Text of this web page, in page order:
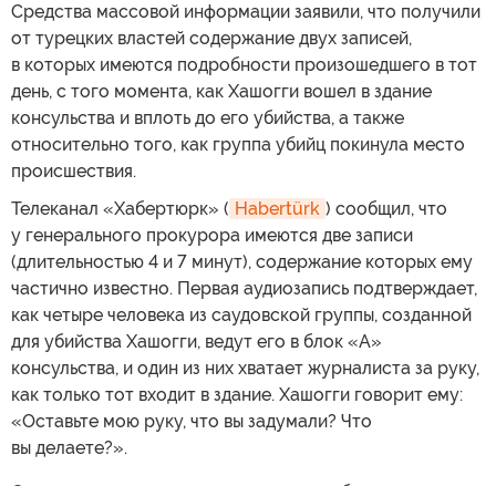
Средства массовой информации заявили, что получили
от турецких властей содержание двух записей,
в которых имеются подробности произошедшего в тот
день, с того момента, как Хашогги вошел в здание
консульства и вплоть до его убийства, а также
относительно того, как группа убийц покинула место
происшествия.
Телеканал «Хабертюрк» ( Habertürk ) сообщил, что
у генерального прокурора имеются две записи
(длительностью 4 и 7 минут), содержание которых ему
частично известно. Первая аудиозапись подтверждает,
как четыре человека из саудовской группы, созданной
для убийства Хашогги, ведут его в блок «А»
консульства, и один из них хватает журналиста за руку,
как только тот входит в здание. Хашогги говорит ему:
«Оставьте мою руку, что вы задумали? Что
вы делаете?».